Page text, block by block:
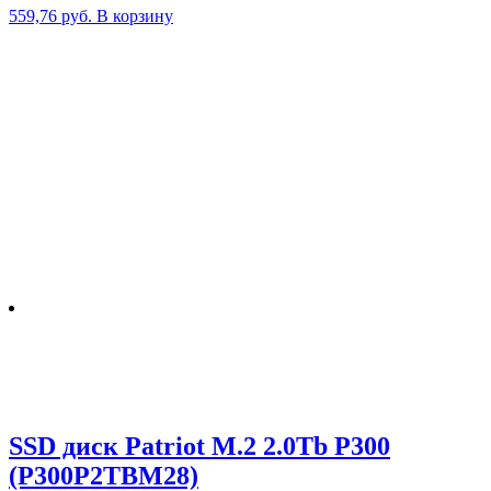
559,76 руб. В корзину
SSD диск Patriot M.2 2.0Tb P300
(P300P2TBM28)